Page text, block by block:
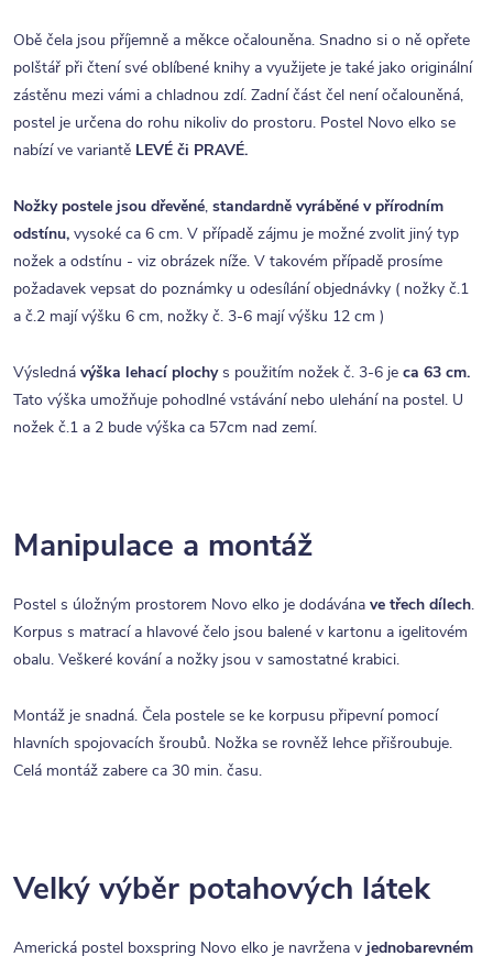
Obě čela jsou příjemně a měkce očalouněna. Snadno si o ně opřete
polštář při čtení své oblíbené knihy a využijete je také jako originální
zástěnu mezi vámi a chladnou zdí. Zadní část čel není očalouněná,
postel je určena do rohu nikoliv do prostoru. Postel Novo elko se
nabízí ve variantě LEVÉ či PRAVÉ.
Nožky postele jsou dřevěné, standardně vyráběné v přírodním
odstínu, vysoké ca 6 cm. V případě zájmu je možné zvolit jiný typ
nožek a odstínu - viz obrázek níže. V takovém případě prosíme
požadavek vepsat do poznámky u odesílání objednávky ( nožky č.1
a č.2 mají výšku 6 cm, nožky č. 3-6 mají výšku 12 cm )
Výsledná výška lehací plochys použitím nožek č. 3-6 je ca 63 cm.
Tato výška umožňuje pohodlné vstávání nebo ulehání na postel. U
nožek č.1 a 2 bude výška ca 57cm nad zemí.
Manipulace a montáž
Postel s úložným prostorem Novo elko je dodávána ve třech dílech.
Korpus s matrací a hlavové čelo jsou balené v kartonu a igelitovém
obalu. Veškeré kování a nožky jsou v samostatné krabici.
Montáž je snadná. Čela postele se ke korpusu připevní pomocí
hlavních spojovacích šroubů. Nožka se rovněž lehce přišroubuje.
Celá montáž zabere ca 30 min. času.
Velký výběr potahových látek
Americká postel boxspring Novo elko je navržena v jednobarevném